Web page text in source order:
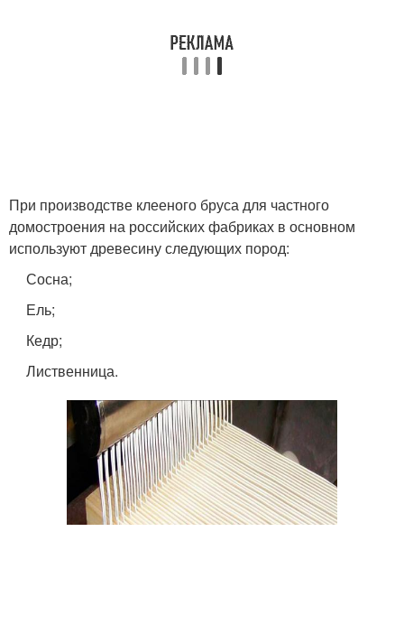
При производстве клееного бруса для частного
домостроения на российских фабриках в основном
используют древесину следующих пород:
Сосна;
Ель;
Кедр;
Лиственница.